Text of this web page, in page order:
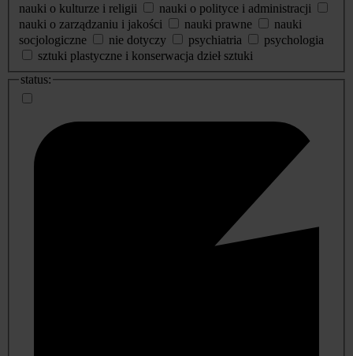
nauki o kulturze i religii
nauki o polityce i administracji
nauki o zarządzaniu i jakości
nauki prawne
nauki
socjologiczne
nie dotyczy psychiatria
psychologia
sztuki plastyczne i konserwacja dzieł sztuki
status: